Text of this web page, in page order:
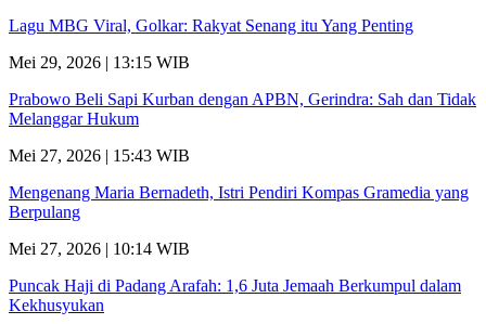
Lagu MBG Viral, Golkar: Rakyat Senang itu Yang Penting
Mei 29, 2026 | 13:15 WIB
Prabowo Beli Sapi Kurban dengan APBN, Gerindra: Sah dan Tidak
Melanggar Hukum
Mei 27, 2026 | 15:43 WIB
Mengenang Maria Bernadeth, Istri Pendiri Kompas Gramedia yang
Berpulang
Mei 27, 2026 | 10:14 WIB
Puncak Haji di Padang Arafah: 1,6 Juta Jemaah Berkumpul dalam
Kekhusyukan